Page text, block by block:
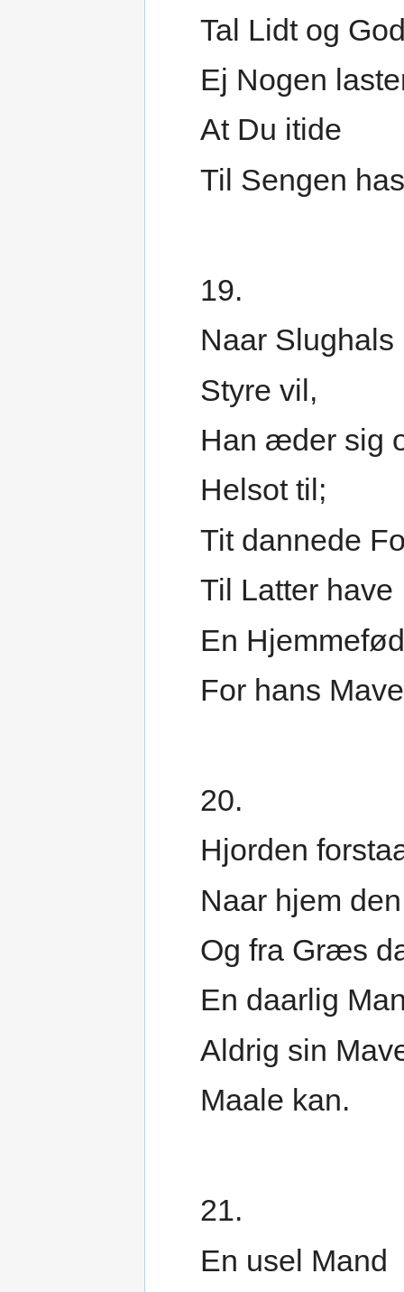
Tal Lidt og
Ej Nogen
At Du itide
Til Sengen
19.
Naar Slughals
Styre vil,
Han æder sig
Helsot til;
Tit dannede
Til Latter have
En
For hans
20.
Hjorden
Naar hjem
Og fra Græs
En daarlig
Aldrig sin
Maale kan.
21.
En usel Mand